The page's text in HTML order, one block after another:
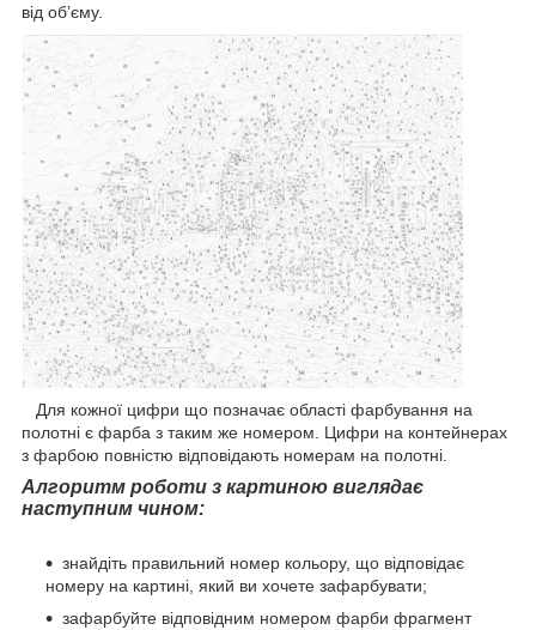
від об’єму.
Для кожної цифри що позначає області фарбування на
полотні є фарба з таким же номером. Цифри на контейнерах
з фарбою повністю відповідають номерам на полотні.
Алгоритм роботи з картиною виглядає
наступним чином:
знайдіть правильний номер кольору, що відповідає
номеру на картині, який ви хочете зафарбувати;
зафарбуйте відповідним номером фарби фрагмент